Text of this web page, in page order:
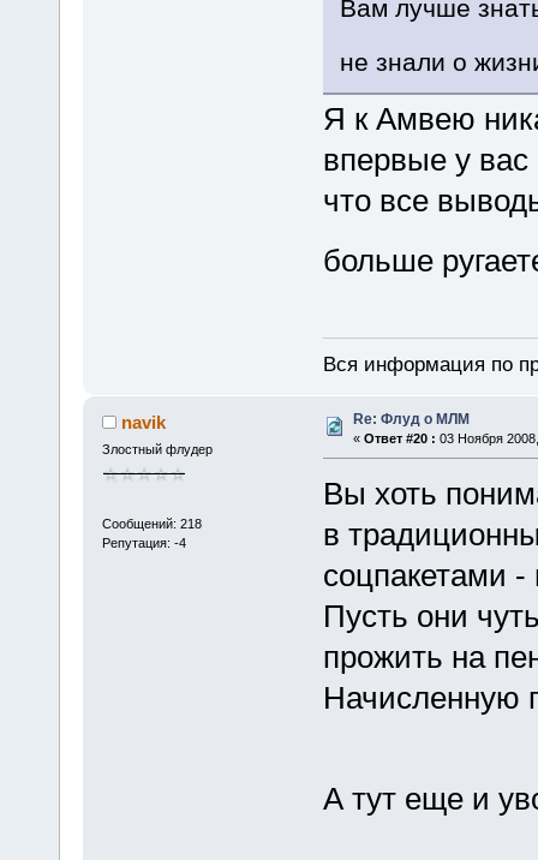
Вам лучше
не знали о
Я к Амвею
впервые у вас
что все
больше
Вся информация по
navik
Злостный флудер
Сообщений: 218
Репутация: -4
Re: Флуд о МЛМ
« Ответ #20 : 03 Ноября
Вы хоть
в
соцпакетами -
Пусть они
прожить на
Начисленную
А тут еще и